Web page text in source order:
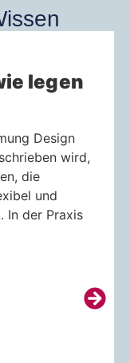
legen
Design
wird,
die
und
In der Praxis